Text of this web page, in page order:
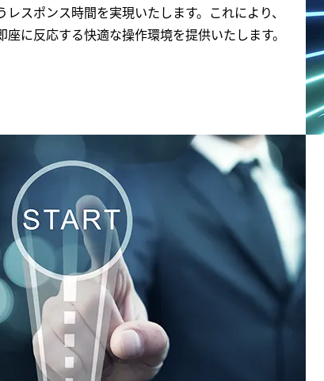
スポンス時間を実現いたします。これにより、
に反応する快適な操作環境を提供いたします。